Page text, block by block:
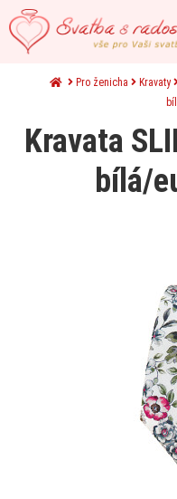
Pro ženicha Kravaty
Kravata
bílá/